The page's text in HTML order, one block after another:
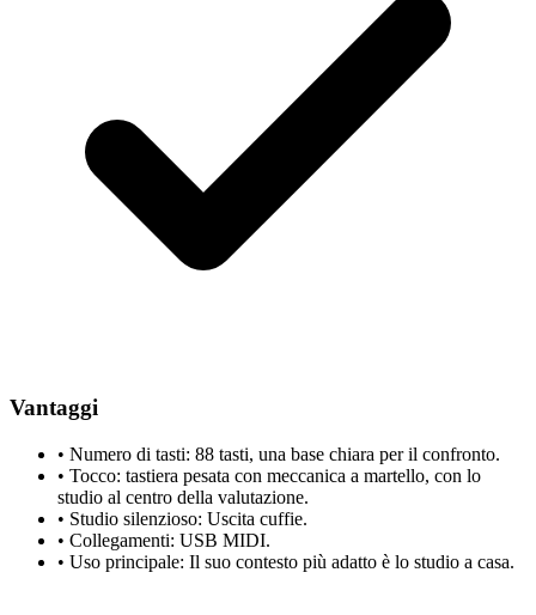
Vantaggi
• Numero di tasti: 88 tasti, una base chiara per il confronto.
• Tocco: tastiera pesata con meccanica a martello, con lo
studio al centro della valutazione.
• Studio silenzioso: Uscita cuffie.
• Collegamenti: USB MIDI.
• Uso principale: Il suo contesto più adatto è lo studio a casa.